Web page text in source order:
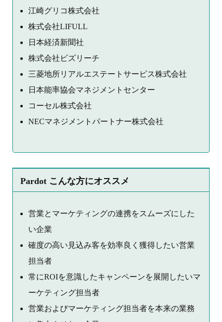
江崎グリコ株式会社
株式会社LIFULL
日本経済新聞社
株式会社ビズリーチ
三菱地所リアルエステートサービス株式会社
日本能率協会マネジメントセンター
コーセル株式会社
NECマネジメントパートナー株式会社
Pardot こんな方にオススメ
営業とマーケティングの連携をスムーズにした
い企業
確度の高い見込み客を効率良く獲得したい営業
担当者
常にROIを意識したキャンペーンを展開したいマ
ーケティング担当者
営業およびマーケティング担当者を本来の業務